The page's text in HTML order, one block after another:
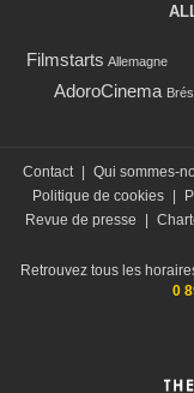
Filmstarts Allemagne
AdoroCinema
Contact | Qui sommes-
Politique de cookies |
Revue de presse
|
Retrouvez tous les
0